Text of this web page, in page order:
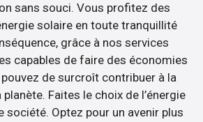
sans souci. Vous profitez des
solaire en toute tranquillité
grâce à nos services
capables de faire des économies
pouvez de surcroît contribuer à la
Faites le choix de l’énergie
société. Optez pour un avenir plus